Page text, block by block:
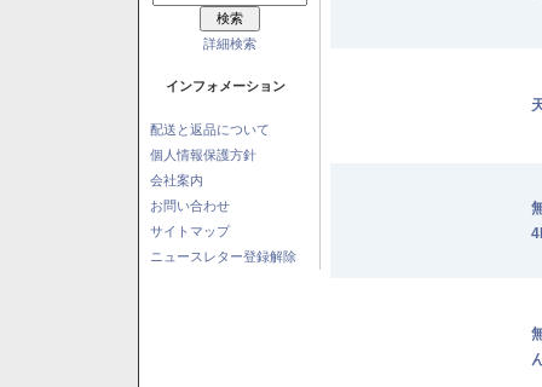
詳細検索
インフォメーション
配送と返品について
個人情報保護方針
会社案内
お問い合わせ
サイトマップ
ニュースレター登録解除